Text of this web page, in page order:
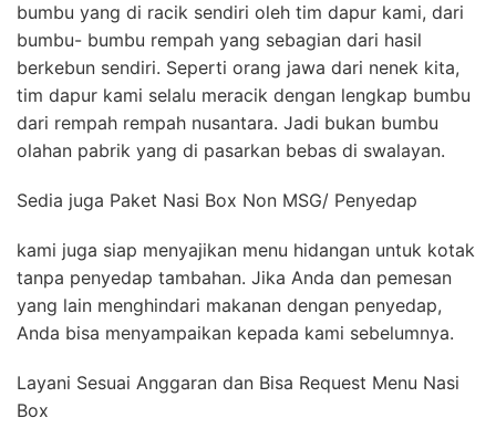
bumbu yang di racik sendiri oleh tim dapur kami, dari
bumbu- bumbu rempah yang sebagian dari hasil
berkebun sendiri. Seperti orang jawa dari nenek kita,
tim dapur kami selalu meracik dengan lengkap bumbu
dari rempah rempah nusantara. Jadi bukan bumbu
olahan pabrik yang di pasarkan bebas di swalayan.
Sedia juga Paket Nasi Box Non MSG/ Penyedap
kami juga siap menyajikan menu hidangan untuk kotak
tanpa penyedap tambahan. Jika Anda dan pemesan
yang lain menghindari makanan dengan penyedap,
Anda bisa menyampaikan kepada kami sebelumnya.
Layani Sesuai Anggaran dan Bisa Request Menu Nasi
Box